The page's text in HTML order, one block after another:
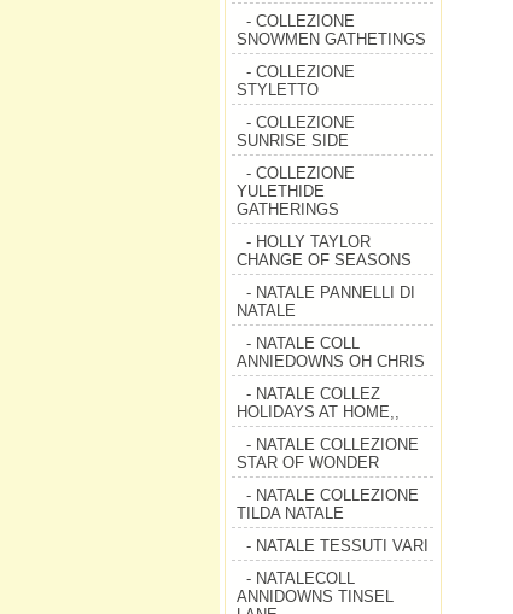
- COLLEZIONE
SNOWMEN GATHETINGS
- COLLEZIONE
STYLETTO
- COLLEZIONE
SUNRISE SIDE
- COLLEZIONE
YULETHIDE
GATHERINGS
- HOLLY TAYLOR
CHANGE OF SEASONS
- NATALE PANNELLI DI
NATALE
- NATALE COLL
ANNIEDOWNS OH CHRIS
- NATALE COLLEZ
HOLIDAYS AT HOME,,
- NATALE COLLEZIONE
STAR OF WONDER
- NATALE COLLEZIONE
TILDA NATALE
- NATALE TESSUTI VARI
- NATALECOLL
ANNIDOWNS TINSEL